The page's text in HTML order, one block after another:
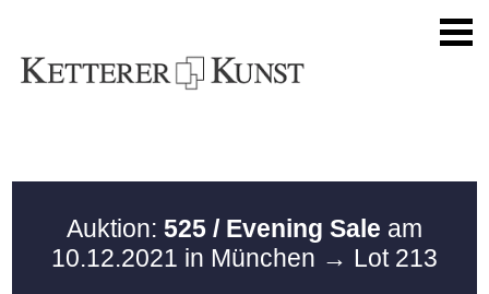
Auktion: 525 / Evening Sale am
10.12.2021 in München → Lot 213